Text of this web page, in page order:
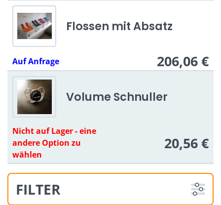
Flossen mit Absatz
Auf Anfrage 206,06 €
Volume Schnuller
Nicht auf Lager - eine
andere Option zu
wählen
20,56 €
FILTER